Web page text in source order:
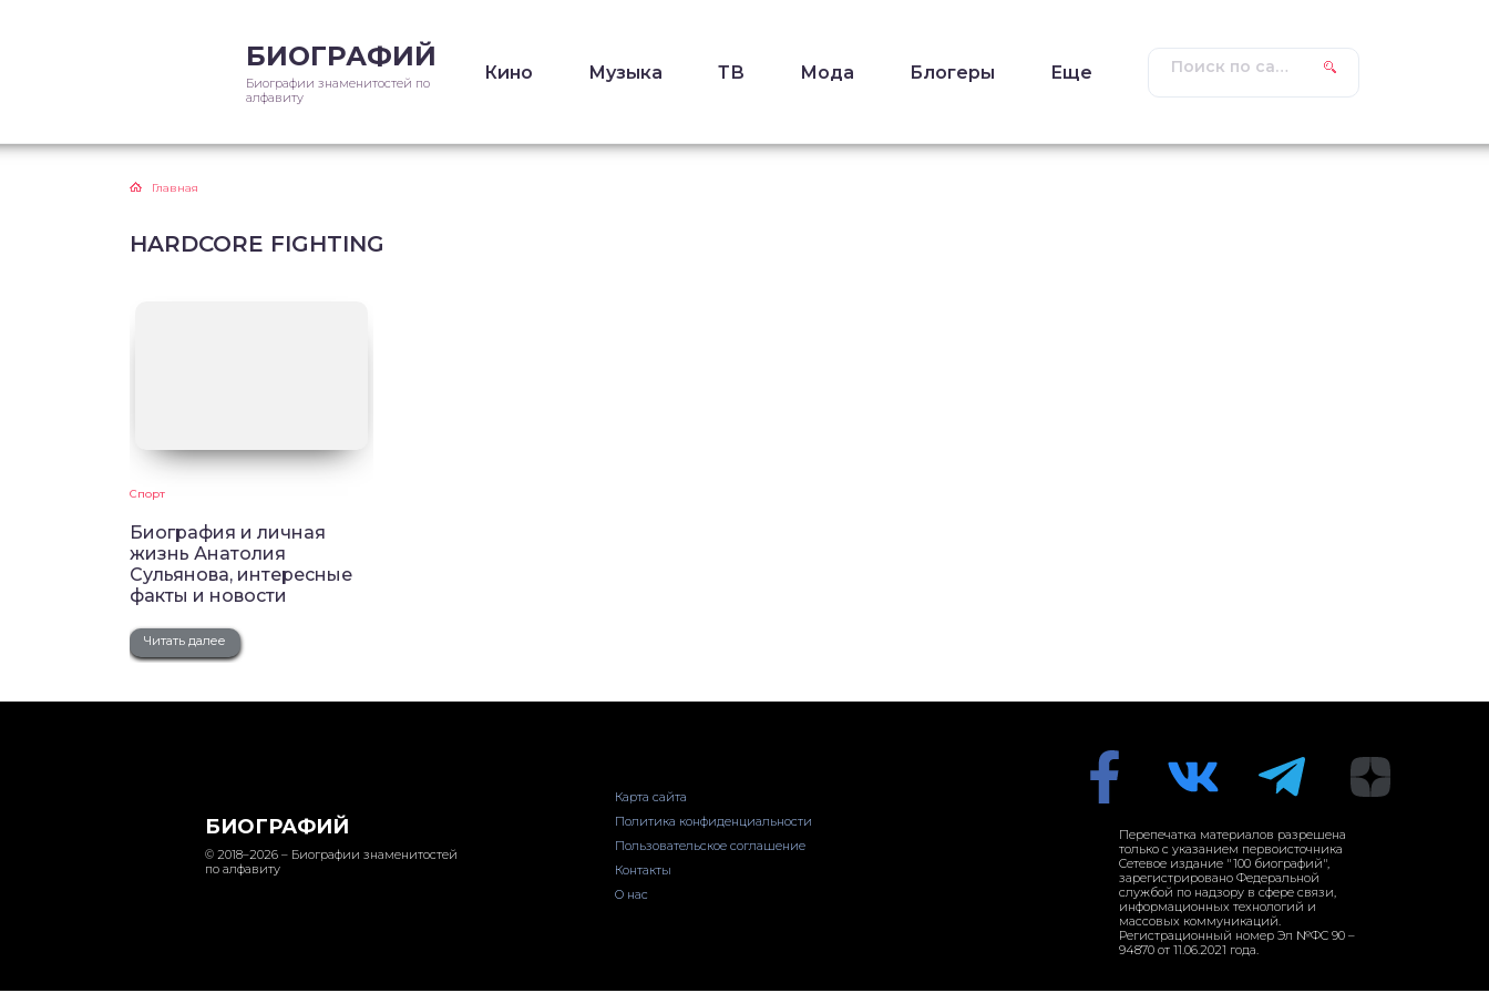
БИОГРАФИЙ
Биографии знаменитостей по
алфавиту
Кино Музыка ТВ Мода Блогеры Еще
Главная
HARDCORE FIGHTING
Спорт
Биография и личная
жизнь Анатолия
Сульянова, интересные
факты и новости
Читать далее
БИОГРАФИЙ
© 2018–2026 – Биографии знаменитостей
по алфавиту
Карта сайта
Политика конфиденциальности
Пользовательское соглашение
Контакты
О нас
Перепечатка материалов разрешена
только с указанием первоисточника
Сетевое издание "100 биографий",
зарегистрировано Федеральной
службой по надзору в сфере связи,
информационных технологий и
массовых коммуникаций.
Регистрационный номер Эл №ФС 90 –
94870 от 11.06.2021 года.